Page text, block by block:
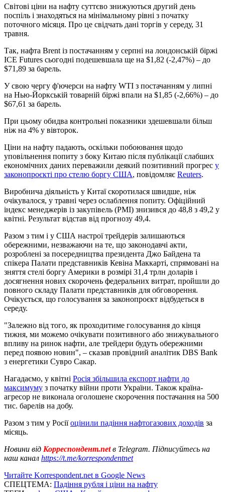
Світові ціни на нафту суттєво знижуються другий день
поспіль і знаходяться на мінімальному рівні з початку
поточного місяця. Про це свідчать дані торгів у середу, 31
травня.
Так, нафта Brent із постачанням у серпні на лондонській біржі
ICE Futures сьогодні подешевшала ще на $1,82 (-2,47%) – до
$71,89 за барель.
У свою чергу ф'ючерси на нафту WTI з постачанням у липні
на Нью-Йоркській товарній біржі впали на $1,85 (-2,66%) – до
$67,61 за барель.
При цьому обидва контрольні показники здешевшали більш
ніж на 4% у вівторок.
Ціни на нафту падають, оскільки побоювання щодо
уповільнення попиту з боку Китаю після публікації слабших
економічних даних переважили деякий позитивний прогрес у
законопроєкті про стелю боргу США, повідомляє Reuters.
Виробнича діяльність у Китаї скоротилася швидше, ніж
очікувалося, у травні через ослаблення попиту. Офіційний
індекс менеджерів із закупівель (PMI) знизився до 48,8 з 49,2 у
квітні. Результат відстав від прогнозу 49,4.
Разом з тим і у США настрої трейдерів залишаються
обережними, незважаючи на те, що законодавчі акти,
розроблені за посередництва президента Джо Байдена та
спікера Палати представників Кевіна Маккарті, спрямовані на
зняття стелі боргу Америки в розмірі 31,4 трлн доларів і
досягнення нових скорочень федеральних витрат, пройшли до
повного складу Палати представників для обговорення.
Очікується, що голосування за законопроєкт відбудеться в
середу.
"Залежно від того, як проходитиме голосування до кінця
тижня, ми можемо очікувати позитивного або знижувального
впливу на ринок нафти, але трейдери будуть обережними
перед появою новин", – сказав провідний аналітик DBS Bank
з енергетики Сувро Сакар.
Нагадаємо, у квітні Росія збільшила експорт нафти до
максимуму з початку війни проти України. Також країна-
агресор не виконала оголошене скорочення постачання на 500
тис. барелів на добу.
Разом з тим у Росіїоцінили падіння нафтогазових доходів за
місяць.
Новини від Корреспондент.netв Telegram. Підписуйтесь на
наш канал https://t.me/korrespondentnet
Читайте Korrespondent.net в Google News
СПЕЦТЕМА: Падіння рубля і ціни на нафту